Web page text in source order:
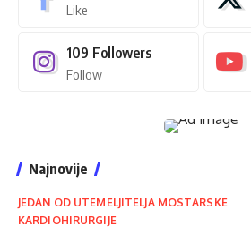
Like
109 Followers
Follow
Najnovije
JEDAN OD UTEMELJITELJA MOSTARSKE
KARDIOHIRURGIJE